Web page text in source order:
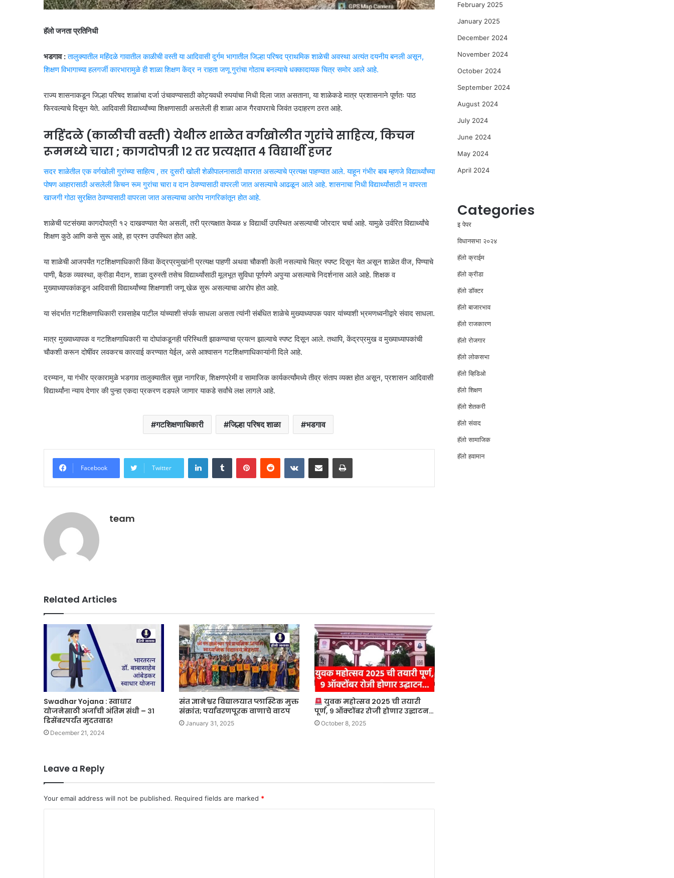
हॅलो जनता प्रतिनिधी
भडगाव : तालुक्यातील महिंदळे गावातील काळीची वस्ती या आदिवासी दुर्गम भागातील जिल्हा परिषद प्राथमिक शाळेची अवस्था अत्यंत दयनीय बनली असून,
शिक्षण विभागाच्या हलगर्जी कारभारामुळे ही शाळा शिक्षण केंद्र न राहता जणू गुरांचा गोठाच बनल्याचे धक्कादायक चित्र समोर आले आहे.
राज्य शासनाकडून जिल्हा परिषद शाळांचा दर्जा उंचावण्यासाठी कोट्यवधी रुपयांचा निधी दिला जात असताना, या शाळेकडे मात्र प्रशासनाने पूर्णतः पाठ
फिरवल्याचे दिसून येते. आदिवासी विद्यार्थ्यांच्या शिक्षणासाठी असलेली ही शाळा आज गैरवापराचे जिवंत उदाहरण ठरत आहे.
महिंदळे (काळीची वस्ती) येथील शाळेत वर्गखोलीत गुरांचे साहित्य, किचन
रूममध्ये चारा ; कागदोपत्री १२ तर प्रत्यक्षात ४ विद्यार्थी हजर
सदर शाळेतील एक वर्गखोली गुरांच्या साहित्य , तर दुसरी खोली शेळीपालनासाठी वापरात असल्याचे प्रत्यक्ष पाहण्यात आले. याहून गंभीर बाब म्हणजे विद्यार्थ्यांच्या
पोषण आहारासाठी असलेली किचन रूम गुरांचा चारा व दान ठेवण्यासाठी वापरली जात असल्याचे आढळून आले आहे. शासनाचा निधी विद्यार्थ्यांसाठी न वापरता
खाजगी गोठा सुरक्षित ठेवण्यासाठी वापरला जात असल्याचा आरोप नागरिकांतून होत आहे.
शाळेची पटसंख्या कागदोपत्री १२ दाखवण्यात येत असली, तरी प्रत्यक्षात केवळ ४ विद्यार्थी उपस्थित असल्याची जोरदार चर्चा आहे. यामुळे उर्वरित विद्यार्थ्यांचे
शिक्षण कुठे आणि कसे सुरू आहे, हा प्रश्न उपस्थित होत आहे.
या शाळेची आजपर्यंत गटशिक्षणाधिकारी किंवा केंद्रप्रमुखांनी प्रत्यक्ष पाहणी अथवा चौकशी केली नसल्याचे चित्र स्पष्ट दिसून येत असून शाळेत वीज, पिण्याचे
पाणी, बैठक व्यवस्था, क्रीडा मैदान, शाळा दुरुस्ती तसेच विद्यार्थ्यांसाठी मूलभूत सुविधा पूर्णपणे अपुऱ्या असल्याचे निदर्शनास आले आहे. शिक्षक व
मुख्याध्यापकांकडून आदिवासी विद्यार्थ्यांच्या शिक्षणाशी जणू खेळ सुरू असल्याचा आरोप होत आहे.
या संदर्भात गटशिक्षणाधिकारी रावसाहेब पाटील यांच्याशी संपर्क साधला असता त्यांनी संबंधित शाळेचे मुख्याध्यापक पवार यांच्याशी भ्रमणध्वनीद्वारे संवाद साधला.
मात्र मुख्याध्यापक व गटशिक्षणाधिकारी या दोघांकडूनही परिस्थिती झाकण्याचा प्रयत्न झाल्याचे स्पष्ट दिसून आले. तथापि, केंद्रप्रमुख व मुख्याध्यापकांची
चौकशी करून दोषींवर लवकरच कारवाई करण्यात येईल, असे आश्वासन गटशिक्षणाधिकाऱ्यांनी दिले आहे.
दरम्यान, या गंभीर प्रकारामुळे भडगाव तालुक्यातील सुज्ञ नागरिक, शिक्षणप्रेमी व सामाजिक कार्यकर्त्यांमध्ये तीव्र संताप व्यक्त होत असून, प्रशासन आदिवासी
विद्यार्थ्यांना न्याय देणार की पुन्हा एकदा प्रकरण दडपले जाणार याकडे सर्वांचे लक्ष लागले आहे.
गटशिक्षणाधिकारी जिल्हा परिषद शाळा भडगाव
Facebook Twitter
LinkedInTumblr PinterestReddit VKontakteShare via Email Print
team
Related Articles
Swadhar Yojana : स्वाधार
योजनेसाठी अर्जाची अंतिम संधी – ३१
डिसेंबरपर्यंत मुदतवाढ!
December 21, 2024
संत ज्ञानेश्वर विद्यालयात प्लास्टिक मुक्त
संक्रांत; पर्यावरणपूरक वाणाचे वाटप
January 31, 2025
युवक महोत्सव २०२५ ची तयारी
पूर्ण, ९ ऑक्टोंबर रोजी होणार उद्घाटन…
October 8, 2025
Leave a Reply
Your email address will not be published. Required fields are marked *
February 2025
January 2025
December 2024
November 2024
October 2024
September 2024
August 2024
July 2024
June 2024
May 2024
April 2024
Categories
इ पेपर
विधानसभा २०२४
⁠हॅलो क्राईम
हॅलो क्रीडा
हॅलो डॉक्टर
हॅलो बाजारभाव
हॅलो राजकारण
⁠हॅलो रोजगार
हॅलो लोकसभा
⁠हॅलो व्हिडिओ
हॅलो शिक्षण
⁠हॅलो शेतकरी
⁠हॅलो संवाद
हॅलो सामाजिक
हॅलो हवामान